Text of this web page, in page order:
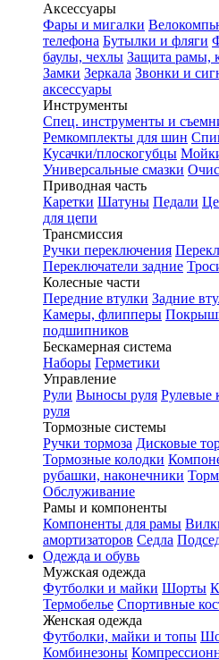
Аксессуары
Фары и мигалки
телефона Бутылки и фляги
баулы, чехлы Защита рамы,
Замки Зеркала Звонки и
аксессуары
Инструменты
Спец. инструменты и
Ремкомплекты для шин
Кусачки/плоскогубцы
Универсальные смазки
Приводная часть
Каретки Шатуны Педали
для цепи
Трансмиссия
Ручки переключения
Переключатели задние
Колесные части
Передние втулки Задние
Камеры, флипперы
подшипников
Бескамерная система
Наборы Герметики
Управление
Рули Выносы руля Рулевые
руля
Тормозные системы
Ручки тормоза Дисковые
Тормозные колодки
рубашки, наконечники
Обслуживание
Рамы и компоненты
Компоненты для рамы
амортизаторов Седла
Одежда и обувь
Мужская одежда
Футболки и майки Шорты
Термобелье Спортивные
Женская одежда
Футболки, майки и топы
Комбинезоны